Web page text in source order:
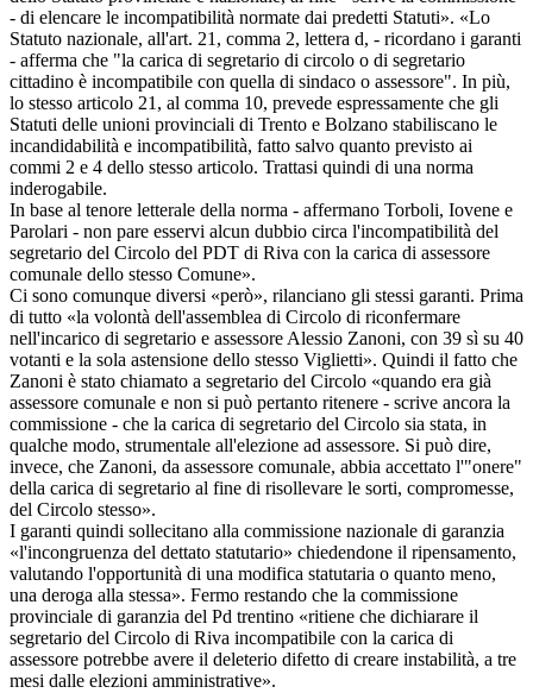
- di elencare le incompatibilità normate dai predetti Statuti». «Lo
Statuto nazionale, all'art. 21, comma 2, lettera d, - ricordano i garanti
- afferma che "la carica di segretario di circolo o di segretario
cittadino è incompatibile con quella di sindaco o assessore". In più,
lo stesso articolo 21, al comma 10, prevede espressamente che gli
Statuti delle unioni provinciali di Trento e Bolzano stabiliscano le
incandidabilità e incompatibilità, fatto salvo quanto previsto ai
commi 2 e 4 dello stesso articolo. Trattasi quindi di una norma
inderogabile.
In base al tenore letterale della norma - affermano Torboli, Iovene e
Parolari - non pare esservi alcun dubbio circa l'incompatibilità del
segretario del Circolo del PDT di Riva con la carica di assessore
comunale dello stesso Comune».
Ci sono comunque diversi «però», rilanciano gli stessi garanti. Prima
di tutto «la volontà dell'assemblea di Circolo di riconfermare
nell'incarico di segretario e assessore Alessio Zanoni, con 39 sì su 40
votanti e la sola astensione dello stesso Viglietti». Quindi il fatto che
Zanoni è stato chiamato a segretario del Circolo «quando era già
assessore comunale e non si può pertanto ritenere - scrive ancora la
commissione - che la carica di segretario del Circolo sia stata, in
qualche modo, strumentale all'elezione ad assessore. Si può dire,
invece, che Zanoni, da assessore comunale, abbia accettato l'"onere"
della carica di segretario al fine di risollevare le sorti, compromesse,
del Circolo stesso».
I garanti quindi sollecitano alla commissione nazionale di garanzia
«l'incongruenza del dettato statutario» chiedendone il ripensamento,
valutando l'opportunità di una modifica statutaria o quanto meno,
una deroga alla stessa». Fermo restando che la commissione
provinciale di garanzia del Pd trentino «ritiene che dichiarare il
segretario del Circolo di Riva incompatibile con la carica di
assessore potrebbe avere il deleterio difetto di creare instabilità, a tre
mesi dalle elezioni amministrative».